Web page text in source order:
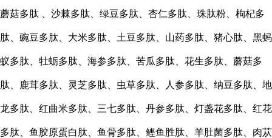
蘑菇多肽 、沙棘多肽、绿豆多肽、杏仁多肽、珠肽粉、枸杞多
肽、豌豆多肽、大米多肽、土豆多肽、山药多肽、猪心肽、黑蚂
蚁多肽、牡蛎多肽、海参多肽、苦瓜多肽、花生多肽、蘑菇多
肽、鹿茸多肽、灵芝多肽、虫草多肽、人参多肽、纳豆多肽、地
龙多肽、红曲米多肽、三七多肽、丹参多肽、灯盏花多肽、红花
多肽、鱼胶原蛋白肽、鱼骨多肽、鲣鱼胜肽、羊肚菌多肽、肉苁